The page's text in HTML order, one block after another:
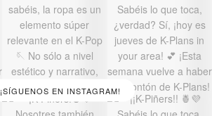
¡SÍGUENOS EN INSTAGRAM!